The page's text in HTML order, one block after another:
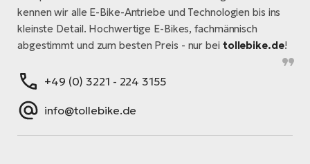
kennen wir alle E-Bike-Antriebe und Technologien bis ins
kleinste Detail. Hochwertige E-Bikes, fachmännisch
abgestimmt und zum besten Preis - nur bei tollebike.de!
+49 (0) 3221 - 224 3155
info@tollebike.de